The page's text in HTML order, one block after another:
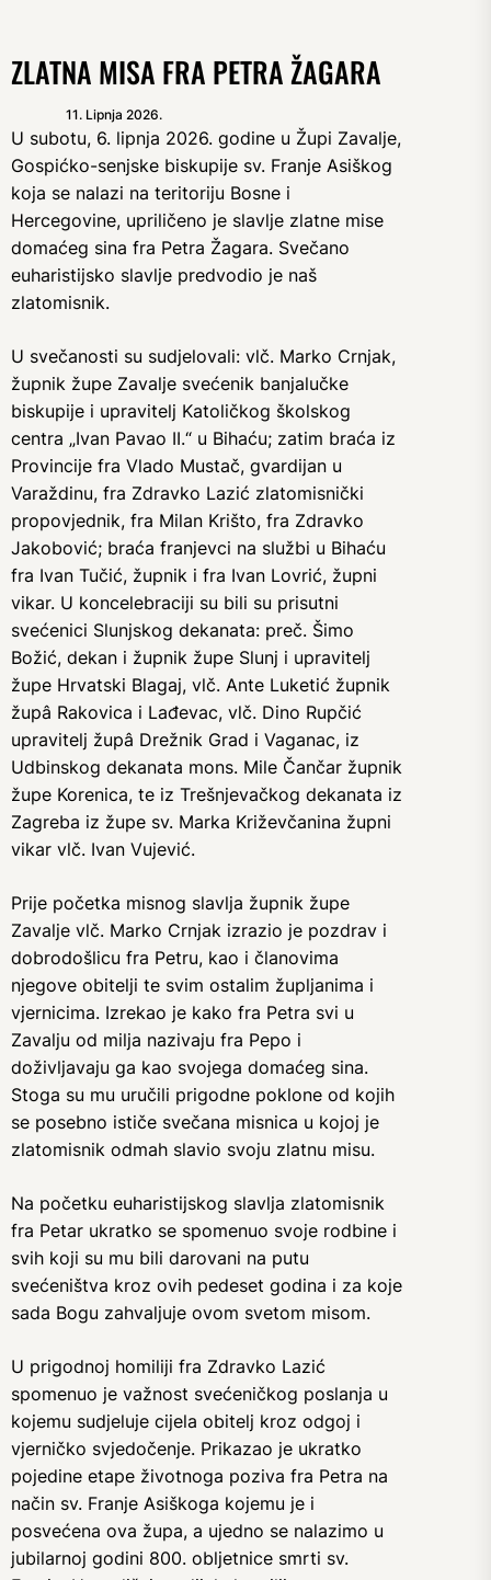
ZLATNA MISA FRA PETRA ŽAGARA
11. Lipnja 2026.
U subotu, 6. lipnja 2026. godine u Župi Zavalje,
Gospićko-senjske biskupije sv. Franje Asiškog
koja se nalazi na teritoriju Bosne i
Hercegovine, upriličeno je slavlje zlatne mise
domaćeg sina fra Petra Žagara. Svečano
euharistijsko slavlje predvodio je naš
zlatomisnik.
U svečanosti su sudjelovali: vlč. Marko Crnjak,
župnik župe Zavalje svećenik banjalučke
biskupije i upravitelj Katoličkog školskog
centra „Ivan Pavao II.“ u Bihaću; zatim braća iz
Provincije fra Vlado Mustač, gvardijan u
Varaždinu, fra Zdravko Lazić zlatomisnički
propovjednik, fra Milan Krišto, fra Zdravko
Jakobović; braća franjevci na službi u Bihaću
fra Ivan Tučić, župnik i fra Ivan Lovrić, župni
vikar. U koncelebraciji su bili su prisutni
svećenici Slunjskog dekanata: preč. Šimo
Božić, dekan i župnik župe Slunj i upravitelj
župe Hrvatski Blagaj, vlč. Ante Luketić župnik
župâ Rakovica i Lađevac, vlč. Dino Rupčić
upravitelj župâ Drežnik Grad i Vaganac, iz
Udbinskog dekanata mons. Mile Čančar župnik
župe Korenica, te iz Trešnjevačkog dekanata iz
Zagreba iz župe sv. Marka Križevčanina župni
vikar vlč. Ivan Vujević.
Prije početka misnog slavlja župnik župe
Zavalje vlč. Marko Crnjak izrazio je pozdrav i
dobrodošlicu fra Petru, kao i članovima
njegove obitelji te svim ostalim župljanima i
vjernicima. Izrekao je kako fra Petra svi u
Zavalju od milja nazivaju fra Pepo i
doživljavaju ga kao svojega domaćeg sina.
Stoga su mu uručili prigodne poklone od kojih
se posebno ističe svečana misnica u kojoj je
zlatomisnik odmah slavio svoju zlatnu misu.
Na početku euharistijskog slavlja zlatomisnik
fra Petar ukratko se spomenuo svoje rodbine i
svih koji su mu bili darovani na putu
svećeništva kroz ovih pedeset godina i za koje
sada Bogu zahvaljuje ovom svetom misom.
U prigodnoj homiliji fra Zdravko Lazić
spomenuo je važnost svećeničkog poslanja u
kojemu sudjeluje cijela obitelj kroz odgoj i
vjerničko svjedočenje. Prikazao je ukratko
pojedine etape životnoga poziva fra Petra na
način sv. Franje Asiškoga kojemu je i
posvećena ova župa, a ujedno se nalazimo u
jubilarnoj godini 800. obljetnice smrti sv.